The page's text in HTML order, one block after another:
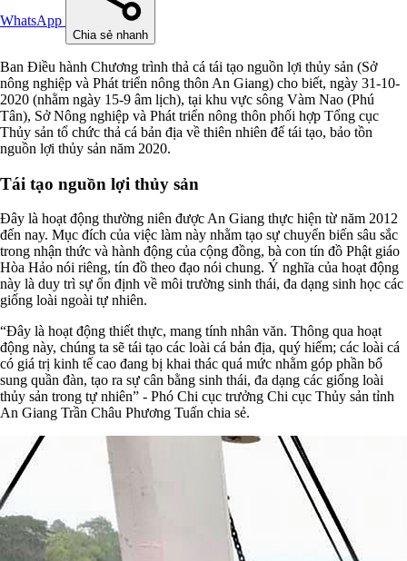
WhatsApp
Chia sẻ nhanh
Ban Điều hành Chương trình thả cá tái tạo nguồn lợi thủy sản (Sở
nông nghiệp và Phát triển nông thôn An Giang) cho biết, ngày 31-10-
2020 (nhằm ngày 15-9 âm lịch), tại khu vực sông Vàm Nao (Phú
Tân), Sở Nông nghiệp và Phát triển nông thôn phối hợp Tổng cục
Thủy sản tổ chức thả cá bản địa về thiên nhiên để tái tạo, bảo tồn
nguồn lợi thủy sản năm 2020.
Tái tạo nguồn lợi thủy sản
Đây là hoạt động thường niên được An Giang thực hiện từ năm 2012
đến nay. Mục đích của việc làm này nhằm tạo sự chuyển biến sâu sắc
trong nhận thức và hành động của cộng đồng, bà con tín đồ Phật giáo
Hòa Hảo nói riêng, tín đồ theo đạo nói chung. Ý nghĩa của hoạt động
này là duy trì sự ổn định về môi trường sinh thái, đa dạng sinh học các
giống loài ngoài tự nhiên.
“Đây là hoạt động thiết thực, mang tính nhân văn. Thông qua hoạt
động này, chúng ta sẽ tái tạo các loài cá bản địa, quý hiếm; các loài cá
có giá trị kinh tế cao đang bị khai thác quá mức nhằm góp phần bổ
sung quần đàn, tạo ra sự cân bằng sinh thái, đa dạng các giống loài
thủy sản trong tự nhiên” - Phó Chi cục trưởng Chi cục Thủy sản tỉnh
An Giang Trần Châu Phương Tuấn chia sẻ.